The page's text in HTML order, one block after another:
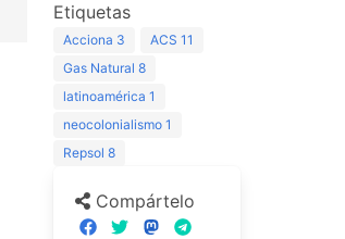
Etiquetas
Acciona 3 ACS 11
Gas Natural 8
latinoamérica 1
neocolonialismo 1
Repsol 8
Compártelo